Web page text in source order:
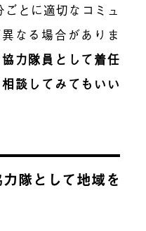
とに適切なコミュ
なる場合がありま
力隊員として着任
談してみてもいい
隊として地域を